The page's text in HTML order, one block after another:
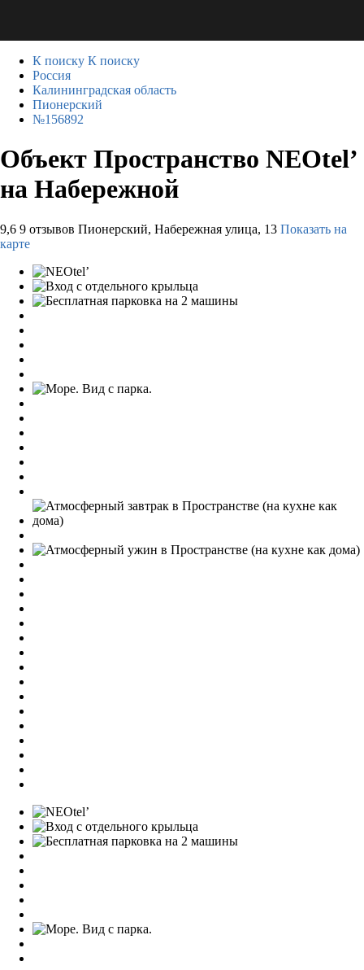
К поиску К поиску
Россия
Калининградская область
Пионерский
№156892
Объект Пространство NEOtel’
на Набережной
9,6 9 отзывов Пионерский, Набережная улица, 13 Показать на
карте